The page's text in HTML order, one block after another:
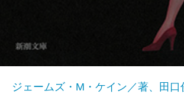
ジェームズ・M・ケイン／著、田口